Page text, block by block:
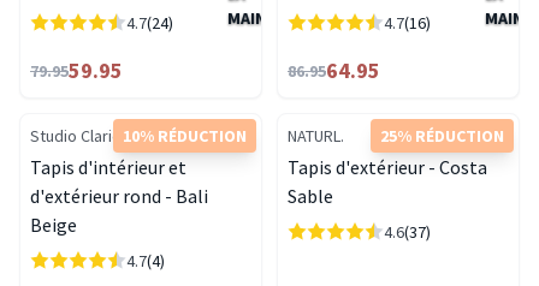
4.7(24)
79.9559.95
4.7(16)
86.9564.95
10% RÉDUCTION
Studio Clarice
Tapis d'intérieur et
d'extérieur rond - Bali
Beige
4.7(4)
25% RÉDUCTION
NATURL.
Tapis d'extérieur - Costa
Sable
4.6(37)